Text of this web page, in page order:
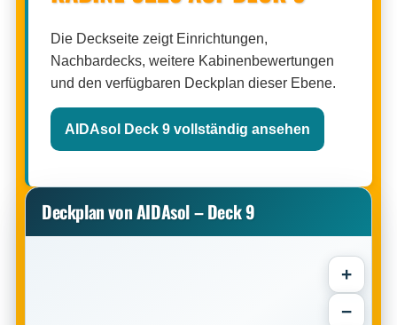
Die Deckseite zeigt Einrichtungen,
Nachbardecks, weitere Kabinenbewertungen
und den verfügbaren Deckplan dieser Ebene.
AIDAsol Deck 9 vollständig ansehen
Deckplan von AIDAsol – Deck 9
+
−